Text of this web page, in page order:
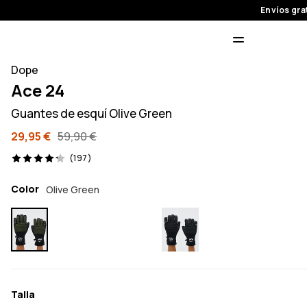
Envíos
Dope
Ace 24
Guantes de esquí Olive Green
29,95 € 59,90 €
(197)
197 opiniones, 4.2/5
Color Olive Green
Talla